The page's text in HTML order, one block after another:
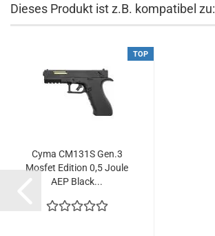
Dieses Produkt ist z.B. kompatibel zu:
TOP
Cyma CM131S Gen.3
Mosfet Edition 0,5 Joule
AEP Black...